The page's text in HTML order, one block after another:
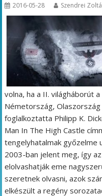
2016-05-28 Szendrei
volna, ha a II. világháborút
Németország, Olaszország
foglalkoztatta Philipp K.
Man In The High Castle
tengelyhatalmak győzelme
2003-ban jelent meg, így
elolvashatják eme
szeretnek olvasni, azok
elkészült a regény